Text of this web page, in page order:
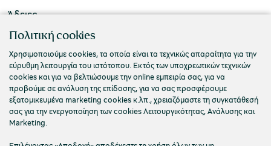
Άδειες
ΠΟΛΙΤΙΣΤΙΚΟ ΙΔΡΥΜΑ ΟΜΙΛΟΥ ΠΕΙΡΑΙΩΣ
Τ. 210 3256922
Ε. info@piop.gr
ΣΥΝΔΕΘΕΙΤΕ ΜΑΖΙ ΜΑΣ
Πολιτική cookies
Χρησιμοποιούμε cookies, τα οποία είναι τα τεχνικώς απαραίτητα για την
εύρυθμη λειτουργία του ιστότοπου. Εκτός των υποχρεωτικών τεχνικών
cookies και για να βελτιώσουμε την online εμπειρία σας, για να
προβούμε σε ανάλυση της επίδοσης, για να σας προσφέρουμε
εξατομικευμένα marketing cookies κ.λπ., χρειαζόμαστε τη συγκατάθεσή
σας για την ενεργοποίηση των cookies Λειτουργικότητας, Ανάλυσης και
Marketing.